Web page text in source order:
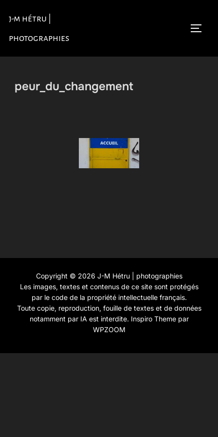
contenu
j-m hétru |
photographies
peur_du_changement
Copyright © 2026 J-M Hétru | photographies
Les images, textes et contenus de ce site sont protégés
par le code de la propriété intellectuelle français.
Toute copie, reproduction, fouille de textes et de données
notamment par IA est interdite. Inspiro Themepar
WPZOOM